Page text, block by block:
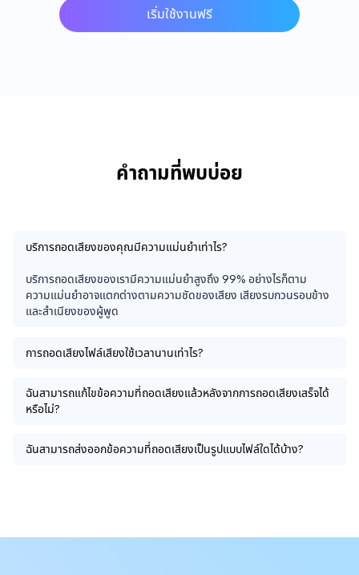
เริ่มใช้งานฟรี
คำถามที่พบบ่อย
บริการถอดเสียงของคุณมีความแม่นยำเท่าไร?
บริการถอดเสียงของเรามีความแม่นยำสูงถึง 99% อย่างไรก็ตาม
ความแม่นยำอาจแตกต่างตามความชัดของเสียง เสียงรบกวนรอบข้าง
และสำเนียงของผู้พูด
การถอดเสียงไฟล์เสียงใช้เวลานานเท่าไร?
ฉันสามารถแก้ไขข้อความที่ถอดเสียงแล้วหลังจากการถอดเสียงเสร็จได้
หรือไม่?
ฉันสามารถส่งออกข้อความที่ถอดเสียงเป็นรูปแบบไฟล์ใดได้บ้าง?